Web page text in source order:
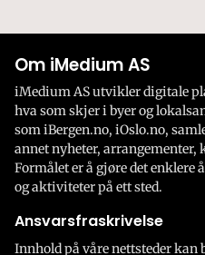
Om iMedium AS
iMedium AS utvikler digitale
hva som skjer i byer og
som iBergen.no, iOslo.no,
annet nyheter,
Formålet er å gjøre det enklere
og aktiviteter på ett sted.
Ansvarsfraskrivelse
Innhold på våre nettsteder kan